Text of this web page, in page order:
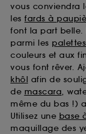
vous conviendra
les fards à
font la part belle.
parmi les
couleurs et aux
vous font rêver.
khôl afin de
de mascara,
même du bas !)
Utilisez une base
maquillage des